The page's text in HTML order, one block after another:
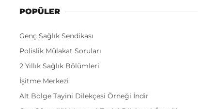
POPÜLER
Genç Sağlık Sendikası
Polislik Mülakat Soruları
2 Yıllık Sağlık Bölümleri
İşitme Merkezi
Alt Bölge Tayini Dilekçesi Örneği İndir